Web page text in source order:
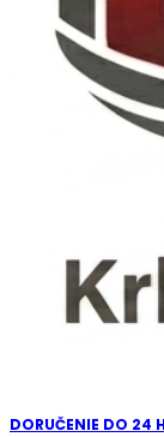
DORUČENIE DO 24